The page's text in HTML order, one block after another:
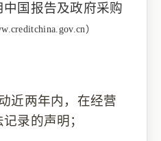
中国报告及政府采购
）
近两年内，在经营
录的声明 ；